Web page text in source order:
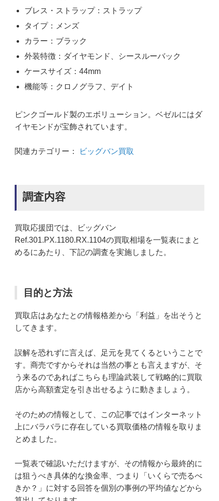
ブレス・ストラップ：ストラップ
タイプ：メンズ
カラー：ブラック
外装特徴：ダイヤモンド、シースルーバック
ケースサイズ：44mm
機能等：クロノグラフ、デイト
ピンクゴールド製のエボリューション。ベゼルにはダ
イヤモンドが宝飾されています。
関連カテゴリー： ビッグバン買取
調査内容
買取応援団では、ビッグバン
Ref.301.PX.1180.RX.1104の買取相場を一覧表にまと
めるにあたり、下記の調査を実施しました。
目的と方法
買取店はあなたとの情報格差から「利益」を出そうと
してきます。
誤解を恐れずに言えば、足元を見てくるということで
す。商売ですからそれは当然の事とも言えますが、そ
う来るのであればこちらも理論武装して戦略的に買取
店から高額査定を引き出せるように動きましょう。
そのための情報として、この記事ではインターネット
上にバラバラに存在している買取価格の情報を取りま
とめました。
一覧表で確認いただけますが、その情報から最終的に
は狙うべき具体的な換金率、つまり「いくらで売るべ
きか？」に対する回答を個別の事例の平均値などから